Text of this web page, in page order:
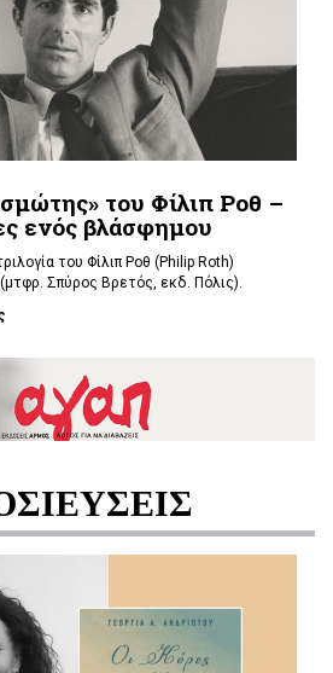
του Φίλιπ Ροθ –
ενός βλάσφημου
του Φίλιπ Ροθ (Philip Roth)
Σπύρος Βρετός, εκδ. Πόλις).